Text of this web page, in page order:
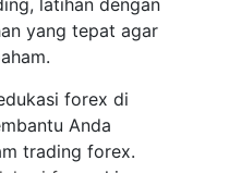
latihan dengan
yang tepat agar
forex di
Anda
trading forex.